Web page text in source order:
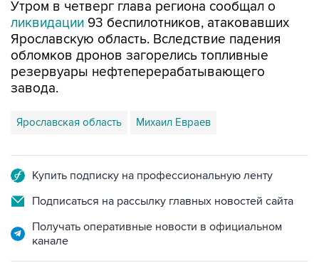
Утром в четверг глава региона сообщал о
ликвидации 93 беспилотников, атаковавших
Ярославскую область. Вследствие падения
обломков дронов загорелись топливные
резервуары нефтеперерабатывающего
завода.
Ярославская область Михаил Евраев
Купить подписку на профессиональную ленту
Подписаться на рассылку главных новостей сайта
Получать оперативные новости в официальном
канале